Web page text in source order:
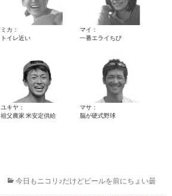
ミカ：
トイレ近い
マイ：
一番エライちび
ユキヤ：
祖父農家 米安定供給
マサ：
脳が硬式野球
今日もニコリ♪だけどビールを前にちょい曇